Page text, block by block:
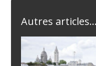
Autres articles...